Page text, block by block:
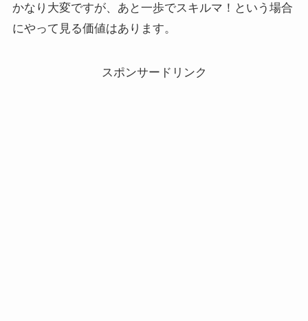
かなり大変ですが、あと一歩でスキルマ！という場合
にやって見る価値はあります。
スポンサードリンク